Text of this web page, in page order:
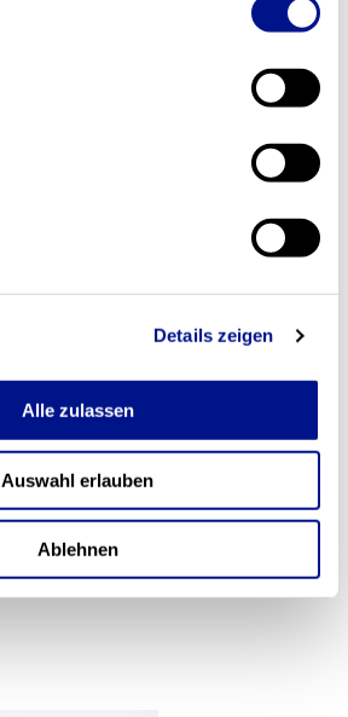
Details zeigen
Alle zulassen
Auswahl erlauben
Ablehnen